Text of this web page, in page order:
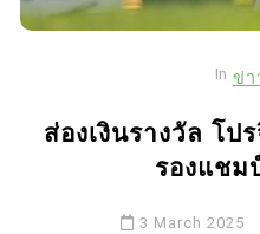
In ข่า
ส่องเงินรางวัล โ
รองแชม
3 March 2025